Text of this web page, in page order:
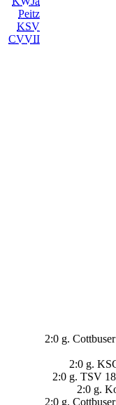
Peitz
KSV
CVVII
2:0 g.
2:0 g.
2:0 g. TSV
2:0 g.
2:0 g.